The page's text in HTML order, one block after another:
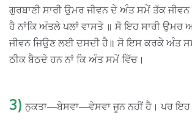
ਗੁਰਬਾਣੀ ਸਾਰੀ ਉਮਰ ਜੀਵਨ ਦੇ ਅੰਤ ਸਮੇਂ ਤੱਕ ਜੀਵਨ
ਹੈ ਨਾਂਕਿ ਅੰਤਲੇ ਪਲਾਂ ਵਾਸਤੇ ॥ ਸੋ ਇਹ ਸਾਰੀ
ਜੀਵਨ ਜਿਉਣ ਲਈ ਦਸਦੀ ਹੈ॥ ਸੋ ਇਸ ਕਰਕੇ ਅੰਤ
ਠੀਕ ਬੈਠਦੇ ਹਨ ਨਾਂ ਕਿ ਅੰਤ ਸਮੇਂ ਵਿੱਚ।
3) ਨੁਕਤਾ—ਬੇਸਵਾ—ਵੇਸਵਾ ਜੂਨ ਨਹੀਂ ਹੈ। ਪਰ ਇਹ